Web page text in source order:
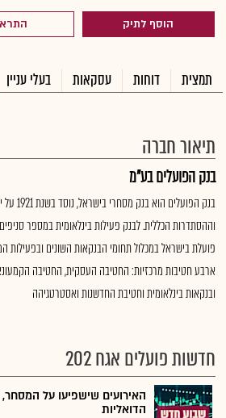
הוסף לתיק
תמצית דוחות עסקאות בעלי עניין
תיאור חברה
בנק הפועלים בע"מ
בנק
וההסתדרות הכללית. לבנק פעילות בינלאומית במספר
פועלת בישראל במכלול תחומי הבנקאות השונים
ארבע חטיבות מרכזיות: החטיבה העסקית, החטיבה
ובנקאות בינלאומית וחטיבת החדשנות ואסטרטגיהה
חדשות פועלים אגח 202
האירועים שישפיעו על המסחר,
הדואליות